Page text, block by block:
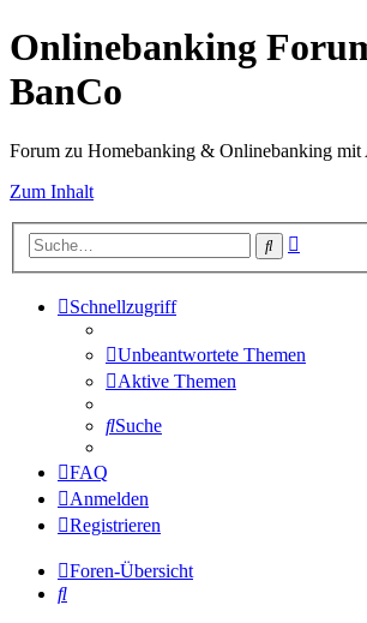
Onlinebanking
BanCo
Forum zu Homebanking & Onlinebanking
Zum Inhalt
Suche
Schnellzugriff
Unbeantwortete Themen
Aktive Themen
Suche
FAQ
Anmelden
Registrieren
Foren-Übersicht
Suche